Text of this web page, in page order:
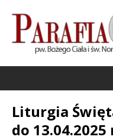
Liturgia
do 13.04.2025